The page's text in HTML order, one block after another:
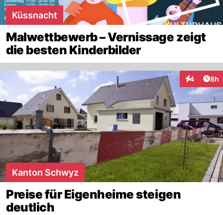
Küssnacht
Malwettbewerb – Vernissage zeigt
die besten Kinderbilder
4 8h
Kanton Schwyz
Preise für Eigenheime steigen
deutlich